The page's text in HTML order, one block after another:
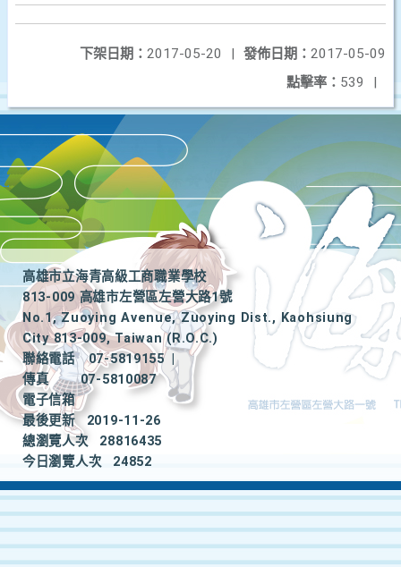
發佈日期： 2017-05-09
下架日期： 2017-05-20
|
點擊率： 539 |
高雄市立海青高級工商職業學校
813-009 高雄市左營區左營大路1號
No.1, Zuoying Avenue, Zuoying Dist., Kaohsiung
City 813-009, Taiwan (R.O.C.)
聯絡電話
07-5819155
|
傳真
07-5810087
電子信箱
最後更新
2019-11-26
總瀏覽人次
28816435
今日瀏覽人次
24852